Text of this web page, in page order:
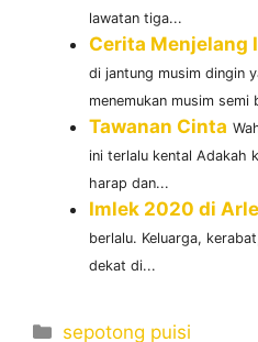
lawatan tiga...
Cerita Menjelang
di jantung musim dingin
menemukan musim semi
Tawanan Cinta
ini terlalu kental Adakah
harap dan...
Imlek 2020 di
berlalu. Keluarga,
dekat di...
Categories
sepotong puisi